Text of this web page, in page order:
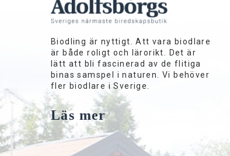
Biodling är nyttigt. Att vara biodlare
är både roligt och lärorikt. Det är
lätt att bli fascinerad av de flitiga
binas samspel i naturen. Vi behöver
fler biodlare i Sverige.
Läs mer